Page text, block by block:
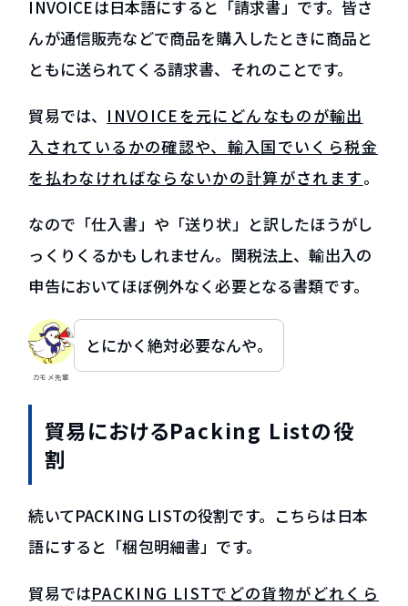
INVOICEは日本語にすると「請求書」です。皆さ
んが通信販売などで商品を購入したときに商品と
ともに送られてくる請求書、それのことです。
貿易では、 INVOICEを元にどんなものが輸出
入されているかの確認や、輸入国でいくら税金
を払わなければならないかの計算がされます。
なので「仕入書」や「送り状」と訳したほうがし
っくりくるかもしれません。 関税法上、輸出入の
申告においてほぼ例外なく必要となる書類です。
カモメ先輩
とにかく絶対必要なんや。
貿易におけるPacking Listの役
割
続いてPACKING LISTの役割です。こちらは日本
語にすると「梱包明細書」です。
貿易ではPACKING LISTでどの貨物がどれくら